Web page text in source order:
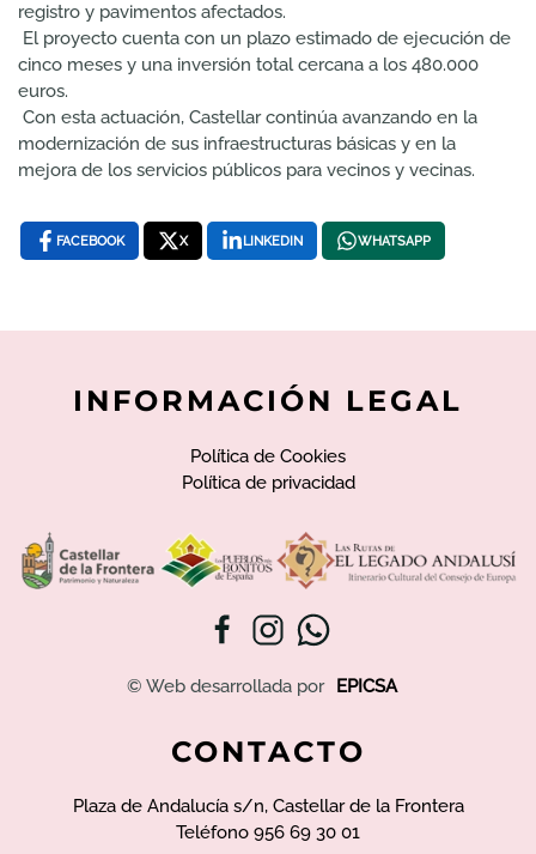
registro y pavimentos afectados.
El proyecto cuenta con un plazo estimado de ejecución de
cinco meses y una inversión total cercana a los 480.000
euros.
Con esta actuación, Castellar continúa avanzando en la
modernización de sus infraestructuras básicas y en la
mejora de los servicios públicos para vecinos y vecinas.
FACEBOOK X LINKEDIN WHATSAPP
INFORMACIÓN LEGAL
Política de Cookies
Política de privacidad
© Web desarrollada por EPICSA
CONTACTO
Plaza de Andalucía s/n, Castellar de la Frontera
Teléfono 956 69 30 01